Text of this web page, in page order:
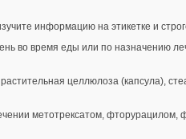
информацию на этикетке и
во время еды или по назначению
целлюлоза (капсула),
метотрексатом,